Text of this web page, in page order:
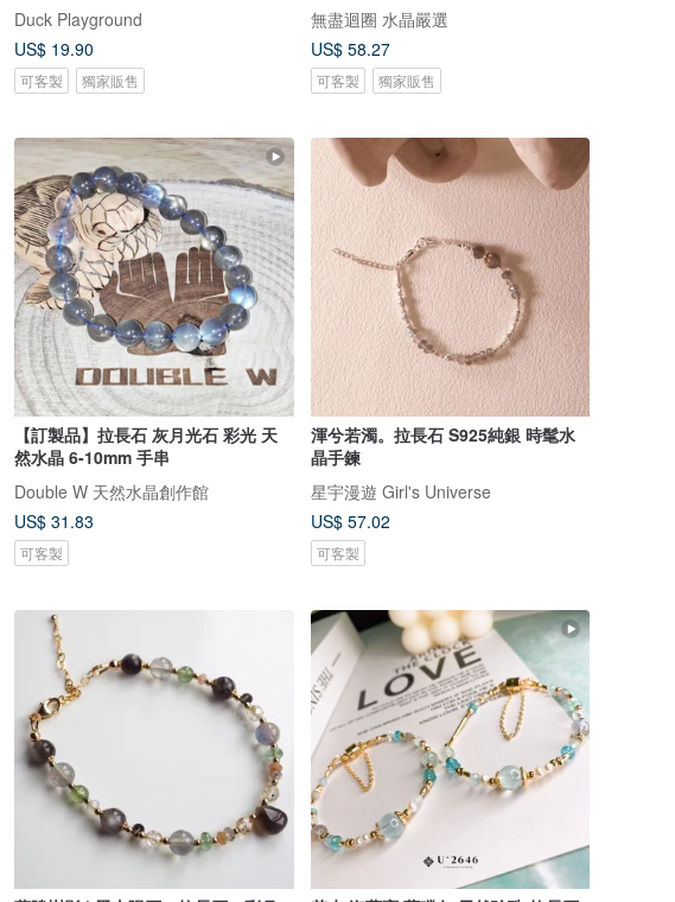
Silver-plate chain Ring with
moonstone, labradorite and small
tourmarine
Duck Playground
US$ 19.90
可客製 獨家販售
無盡迴圈 水晶嚴選
US$ 58.27
可客製 獨家販售
【訂製品】拉長石 灰月光石 彩光 天
然水晶 6-10mm 手串
Double W 天然水晶創作館
US$ 31.83
可客製
渾兮若濁。拉長石 S925純銀 時髦水
晶手鍊
星宇漫遊 Girl's Universe
US$ 57.02
可客製